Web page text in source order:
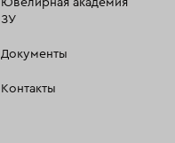
Ювелирная академия
ЗУ
Документы
Контакты